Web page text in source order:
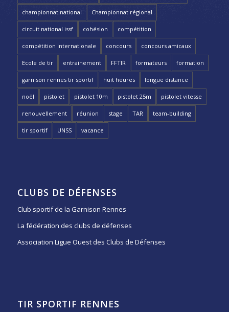
championnat national Championnat régional
circuit national issf cohésion compétition
compétition internationale concours concours amicaux
Ecole de tir entrainement FFTIR formateurs formation
garnison rennes tir sportif huit heures longue distance
noël pistolet pistolet 10m pistolet 25m pistolet vitesse
renouvellement réunion stage TAR team-building
tir sportif UNSS vacance
CLUBS DE DÉFENSES
Club sportif de la Garnison Rennes
La fédération des clubs de défenses
Association Ligue Ouest des Clubs de Défenses
TIR SPORTIF RENNES